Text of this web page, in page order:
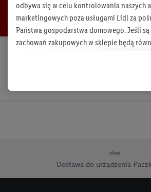
Dostawa do urządzenia
odbywa się w celu kontrolowania naszych
marketingowych poza usługami Lidl za
Państwa gospodarstwa domowego. Jeśli
zachowań zakupowych w sklepie będą
Tworzenie spersonalizowanych reklam
informacji z konta klienta - np. wieku lub
urządzenia końcowe i usługi Lidl, w tym
przetwarzanie odbywa się również w celu
opracowywania ofert oraz zapewnienia